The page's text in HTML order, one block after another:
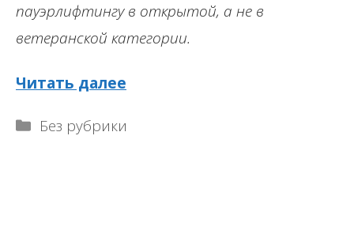
пауэрлифтингу в открытой, а не в
ветеранской категории.
Читать далее
Рубрики
Без рубрики